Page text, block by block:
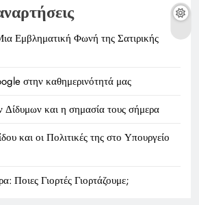
Εμβληματική Φωνή της Σατιρικής
στην καθημερινότητά μας
και η σημασία τους σήμερα
και οι Πολιτικές της στο Υπουργείο
Ποιες Γιορτές Γιορτάζουμε;